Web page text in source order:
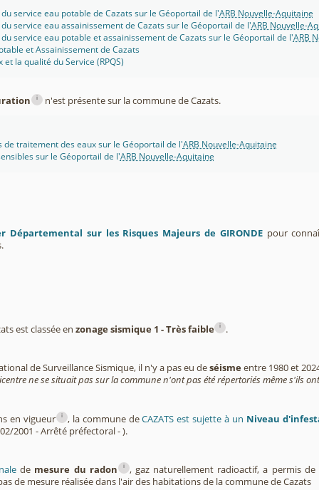
service eau potable de Cazats sur le Géoportail de l'ARB Nouvelle-Aquitaine
service eau assainissement de Cazats sur le Géoportail de l'ARB Nouvelle-
service eau potable et assainissement de Cazats sur le Géoportail de l'ARB
et Assainissement de Cazats
la qualité du Service (RPQS)
i n'est présente sur la commune de Cazats.
de traitement des eaux sur le Géoportail de l'ARB Nouvelle-Aquitaine
sur le Géoportail de l'ARB Nouvelle-Aquitaine
Départemental sur les Risques Majeurs de GIRONDEpour
est classée en zonage sismique 1 - Très faible i .
de Surveillance Sismique, il n'y a pas eu deséismeentre 1980 et
ne se situait pas sur la commune n'ont pas été répertoriés même s'ils
en vigueur i , la commune deCAZATS est sujette à un Niveau
2001 - Arrêté préfectoral - ).
de mesure du radon i
, gaz naturellement radioactif, a permis
de mesure réalisée dans l'air des habitations de la commune de Cazats